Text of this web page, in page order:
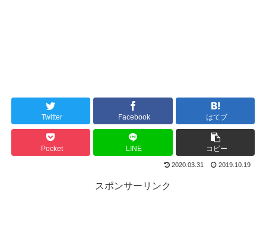
Twitter Facebook はてブ
Pocket LINE コピー
2020.03.31 2019.10.19
スポンサーリンク